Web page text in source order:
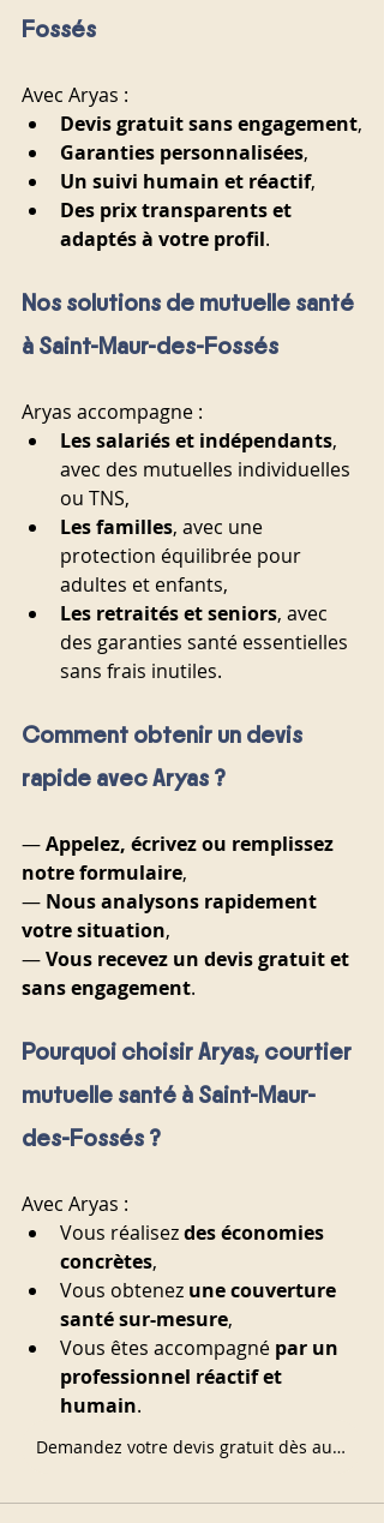
Fossés
Avec Aryas :
Devis gratuit sans engagement,
Garanties personnalisées,
Un suivi humain et réactif,
Des prix transparents et
adaptés à votre profil.
Nos solutions de mutuelle santé
à Saint-Maur-des-Fossés
Aryas accompagne :
Les salariés et indépendants,
avec des mutuelles individuelles
ou TNS,
Les familles, avec une
protection équilibrée pour
adultes et enfants,
Les retraités et seniors, avec
des garanties santé essentielles
sans frais inutiles.
Comment obtenir un devis
rapide avec Aryas ?
— Appelez, écrivez ou remplissez
notre formulaire,
— Nous analysons rapidement
votre situation,
— Vous recevez un devis gratuit et
sans engagement.
Pourquoi choisir Aryas, courtier
mutuelle santé à Saint-Maur-
des-Fossés ?
Avec Aryas :
Vous réalisez des économies
concrètes,
Vous obtenez une couverture
santé sur-mesure,
Vous êtes accompagné par un
professionnel réactif et
humain.
Demandez votre devis gratuit dès aujourd’hui pour votre mutuelle santé